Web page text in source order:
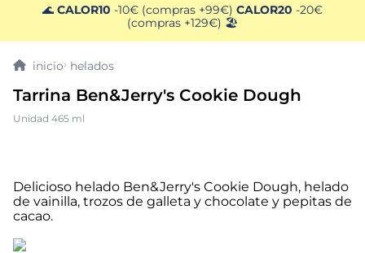
🌊 CALOR10 -10€ (compras +99€) CALOR20 -20€
(compras +129€) 🏖️
helados
Tarrina Ben&Jerry's Cookie Dough
Unidad 465 ml
Delicioso helado Ben&Jerry's Cookie Dough, helado
de vainilla, trozos de galleta y chocolate y pepitas de
cacao.
TÉRMINOS MÁS BUSCADOS
1. helados sirena
gambas
3 patatas
5. verduras
6.